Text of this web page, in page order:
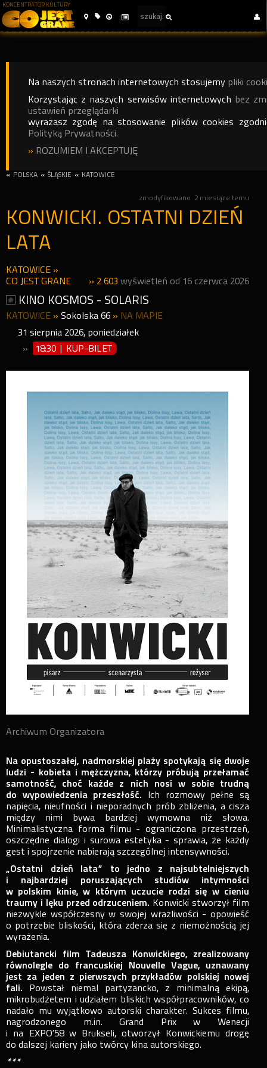
KONCENTRATOR KULTURY
Na naszych stronach internetowych stosujemy pliki
Korzystając z naszych serwisów internetowych bez
ustawień przeglądarki
wyrażasz zgodę na stosowanie plików cookies
Polityką Prywatności.
» ROZUMIEM I AKCEPTUJĘ
« POLSKA « ŚLĄSKIE « KATOWICE
zmodyfikowano 2 miesiące temu
KONWICKI. OSTATNI DZIEŃ
LATA
KATOWICE »
CO JEST GRANE
» 2 603 wyświetleń od 16 czerwca 2026
KINO KOSMOS - SOLARIS
KATOWICE » Sokolska 66 » NA MAPIE
31 sierpnia 2026, poniedziałek
»
18:30 | KUP-BILET
Archiwum Organizatora
Na opustoszałej, nadmorskiej plaży spotykają się dwoje
ludzi - kobieta i mężczyzna, którzy próbują przełamać
samotność, choć każde z nich nosi w sobie trudną
do wypowiedzenia przeszłość. Ich rozmowy pełne są
napięcia, nieufności i nieporadnych prób zbliżenia, a cisza
między nimi bywa bardziej wymowna niż słowa.
Minimalistyczna forma filmu - ograniczona przestrzeń,
oszczędne dialogi i surowa estetyka - sprawia, że każdy
gest i spojrzenie nabierają szczególnej intensywności.
„Ostatni dzień lata” to jedno z najsubtelniejszych
i najbardziej poruszających studiów intymności
w polskim kinie, w którym uczucie rodzi się w cieniu
traumy i lęku przed odrzuceniem. Konwicki stworzył film
niezwykle współczesny w swojej wrażliwości - opowieść
o potrzebie bliskości, która zderza się z niemożnością jej
wyrażenia.
Debiutancki film Tadeusza Konwickiego, zrealizowany
równolegle do francuskiej Nouvelle Vague, uznawany
jest za jeden z pierwszych przykładów polskiej nowej
fali. Powstał niemal partyzancko, z minimalną ekipą,
mikrobudżetem i udziałem bliskich współpracowników, co
nadało mu wyjątkowo autorski charakter. Sukces filmu,
nagrodzonego m.in. Grand Prix w Wenecji
i na EXPO’58 w Brukseli, otworzył Konwickiemu drogę
do dalszej kariery jako twórcy kina autorskiego.
***